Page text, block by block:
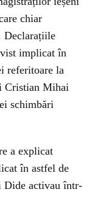
chiar
Declarațiile
implicat în
referitoare la
Cristian Mihai
schimbări
a explicat
în astfel de
Dide activau într-